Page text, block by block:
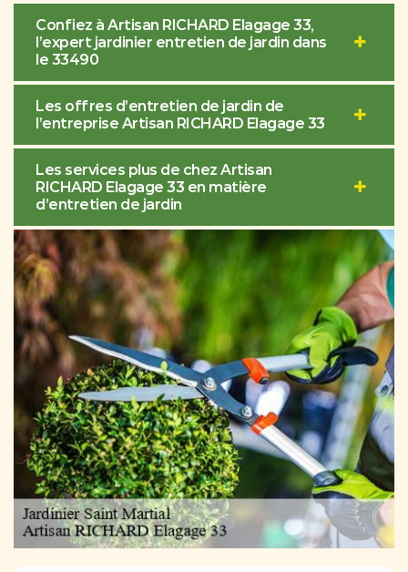
Confiez à Artisan RICHARD Elagage 33,
l’expert jardinier entretien de jardin dans
le 33490
Les offres d’entretien de jardin de
l’entreprise Artisan RICHARD Elagage 33
Les services plus de chez Artisan
RICHARD Elagage 33 en matière
d’entretien de jardin